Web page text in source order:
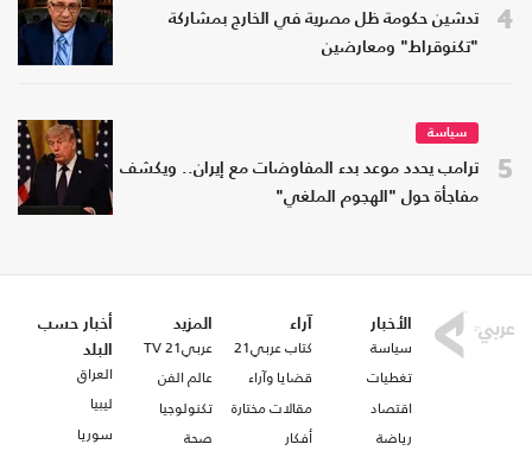
4
تدشين حكومة ظل مصرية في الخارج بمشاركة
"تكنوقراط" ومعارضين
5
سياسة
ترامب يحدد موعد بدء المفاوضات مع إيران.. ويكشف
مفاجأة حول "الهجوم الملغي"
الأخبار
سياسة
تغطيات
اقتصاد
رياضة
آراء
كتاب عربي21
قضايا وآراء
مقالات مختارة
أفكار
المزيد
عربي21 TV
عالم الفن
تكنولوجيا
صحة
أخبار حسب
البلد
العراق
ليبيا
سوريا